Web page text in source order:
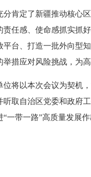
肯定了新疆推动核心
任感、使命感抓实抓
台、打造一批外向型
措应对风险挑战，为
将以本次会议为契机
听取自治区党委和政府
一带一路”高质量发展作